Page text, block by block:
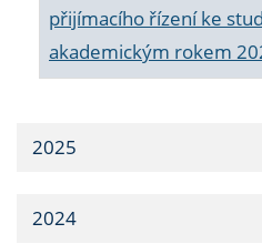
přijímacího řízení ke
akademickým rokem
2025
2024